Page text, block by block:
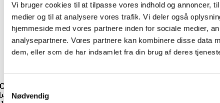
Vi bruger cookies til at tilpasse vores indhold og annoncer,
medier og til at analysere vores trafik. Vi deler også
hjemmeside med vores partnere inden for sociale medier,
analysepartnere. Vores partnere kan kombinere disse data
dem, eller som de har indsamlet fra din brug af deres
Samtykkevalg
Nødvendig
udelukker mange amerikanske
selskaber og øger vægten af
europæiske aktier.
Resultat: lavere dollar-eksponering,
hvilket har været en fordel i et år med
svækket USD.
Opsummering:
bæredygtige teknologifokus og den lavere